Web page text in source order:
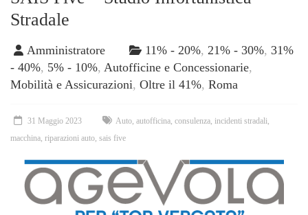
Stradale
Amministratore 11% - 20%, 21% - 30%, 31%
- 40%, 5% - 10%, Autofficine e Concessionarie,
Mobilità e Assicurazioni, Oltre il 41%, Roma
31 Maggio 2023 Auto autofficina consulenza incidenti stradali
macchina riparazioni auto sais five